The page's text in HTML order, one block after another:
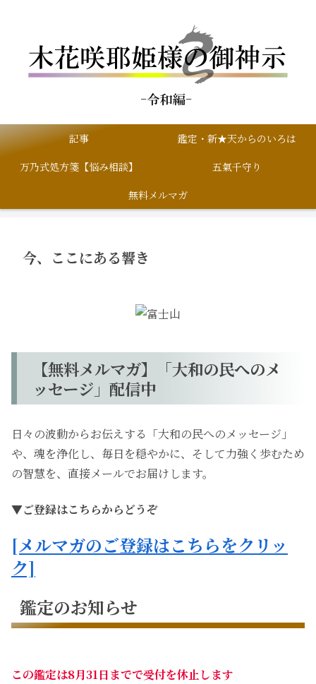
記事
鑑定・新★天からのいろは
万乃式処方箋【悩み相談】
五氣千守り
無料メルマガ
今、ここにある響き
【無料メルマガ】「大和の民へのメ
ッセージ」配信中
日々の波動からお伝えする「大和の民へのメッセージ」
や、魂を浄化し、毎日を穏やかに、そして力強く歩むため
の智慧を、直接メールでお届けします。
▼ご登録はこちらからどうぞ
[メルマガのご登録はこちらをクリッ
ク]
鑑定のお知らせ
この鑑定は8月31日までで受付を休止します